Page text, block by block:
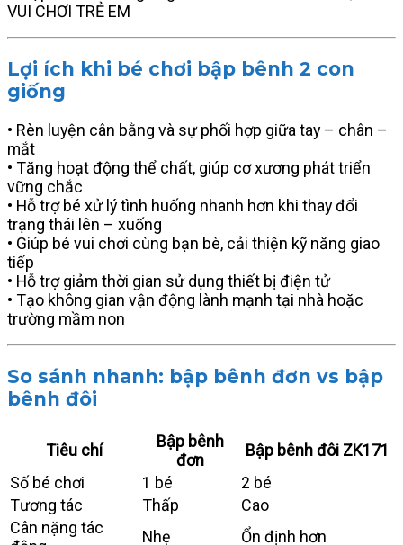
Lợi ích khi bé chơi bập bênh 2 con
giống
• Rèn luyện cân bằng và sự phối hợp giữa tay – chân –
mắt
• Tăng hoạt động thể chất, giúp cơ xương phát triển
vững chắc
• Hỗ trợ bé xử lý tình huống nhanh hơn khi thay đổi
trạng thái lên – xuống
• Giúp bé vui chơi cùng bạn bè, cải thiện kỹ năng giao
tiếp
• Hỗ trợ giảm thời gian sử dụng thiết bị điện tử
• Tạo không gian vận động lành mạnh tại nhà hoặc
trường mầm non
So sánh nhanh: bập bênh đơn vs bập
bênh đôi
Tiêu chí
Bập bênh
đơn
Bập bênh đôi ZK171
Số bé chơi
1 bé
2 bé
Tương tác
Thấp
Cao
Cân nặng tác
Nhẹ Ổn định hơn